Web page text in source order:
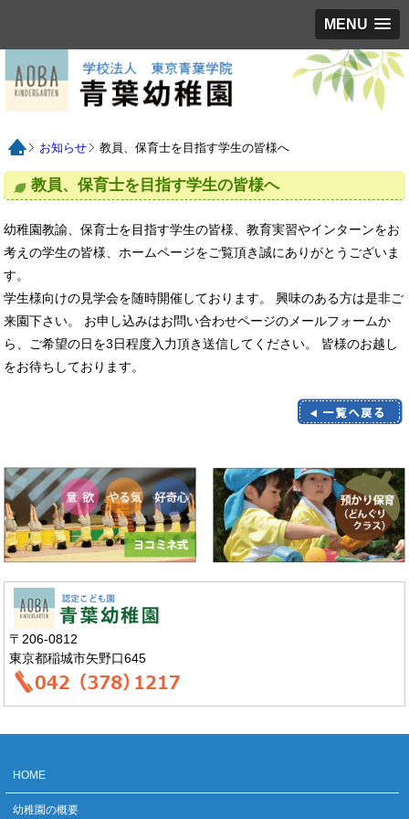
MENU
お知らせ 教員、保育士を目指す学生の皆様へ
教員、保育士を目指す学生の皆様へ
幼稚園教諭、保育士を目指す学生の皆様、教育実習やインターンをお
考えの学生の皆様、ホームページをご覧頂き誠にありがとうございま
す。
学生様向けの見学会を随時開催しております。 興味のある方は是非ご
来園下さい。 お申し込みはお問い合わせページのメールフォームか
ら、ご希望の日を3日程度入力頂き送信してください。 皆様のお越し
をお待ちしております。
〒206-0812
東京都稲城市矢野口645
HOME
幼稚園の概要